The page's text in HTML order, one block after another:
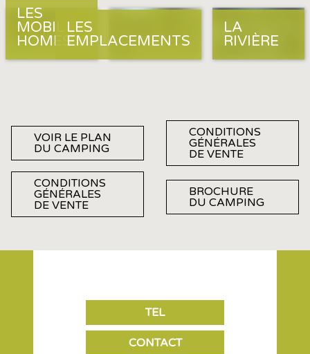
LES
MOBIL
HOMES
LES
EMPLACEMENTS
LA
RIVIÈRE
VOIR LE PLAN
DU CAMPING
CONDITIONS
GÉNÉRALES
DE VENTE
CONDITIONS
GÉNÉRALES
DE VENTE
BROCHURE
DU CAMPING
TEL
CONTACT